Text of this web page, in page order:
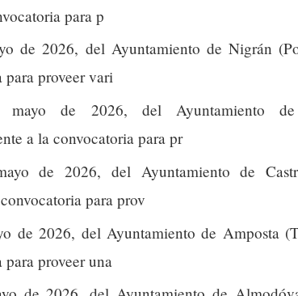
para p
de 2026, del Ayuntamiento de Nigrán
para proveer vari
de 2026, del Ayuntamiento
a la convocatoria para pr
de 2026, del Ayuntamiento de
para prov
de 2026, del Ayuntamiento de Amposta
proveer una